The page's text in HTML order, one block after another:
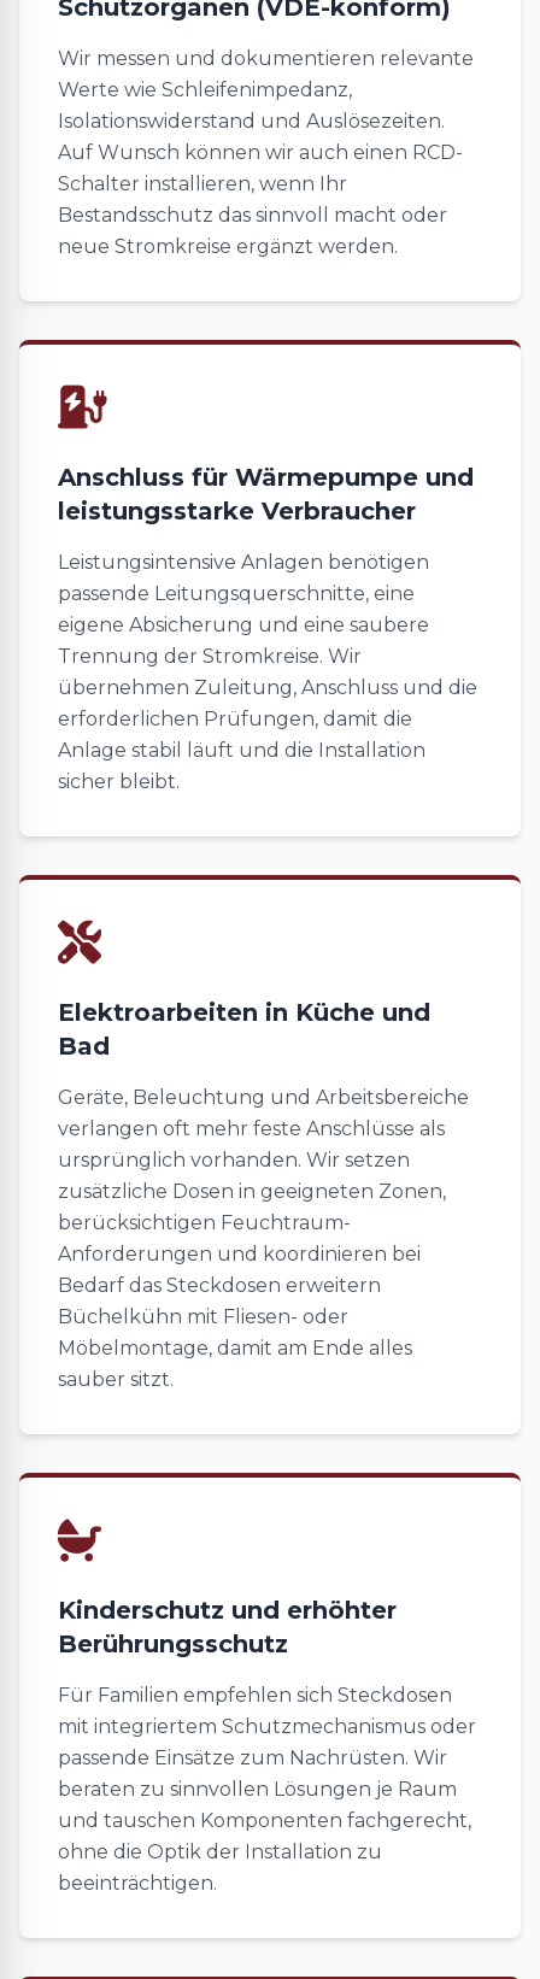
Schutzorganen (VDE-konform)
Wir messen und dokumentieren relevante
Werte wie Schleifenimpedanz,
Isolationswiderstand und Auslösezeiten.
Auf Wunsch können wir auch einen RCD-
Schalter installieren, wenn Ihr
Bestandsschutz das sinnvoll macht oder
neue Stromkreise ergänzt werden.
Anschluss für Wärmepumpe und
leistungsstarke Verbraucher
Leistungsintensive Anlagen benötigen
passende Leitungsquerschnitte, eine
eigene Absicherung und eine saubere
Trennung der Stromkreise. Wir
übernehmen Zuleitung, Anschluss und die
erforderlichen Prüfungen, damit die
Anlage stabil läuft und die Installation
sicher bleibt.
Elektroarbeiten in Küche und
Bad
Geräte, Beleuchtung und Arbeitsbereiche
verlangen oft mehr feste Anschlüsse als
ursprünglich vorhanden. Wir setzen
zusätzliche Dosen in geeigneten Zonen,
berücksichtigen Feuchtraum-
Anforderungen und koordinieren bei
Bedarf das Steckdosen erweitern
Büchelkühn mit Fliesen- oder
Möbelmontage, damit am Ende alles
sauber sitzt.
Kinderschutz und erhöhter
Berührungsschutz
Für Familien empfehlen sich Steckdosen
mit integriertem Schutzmechanismus oder
passende Einsätze zum Nachrüsten. Wir
beraten zu sinnvollen Lösungen je Raum
und tauschen Komponenten fachgerecht,
ohne die Optik der Installation zu
beeinträchtigen.